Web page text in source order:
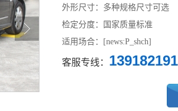
外形尺寸：多种规格尺寸可选
检定分度：国家质量标准
适用场合：[news:P_shch]
客服专线：